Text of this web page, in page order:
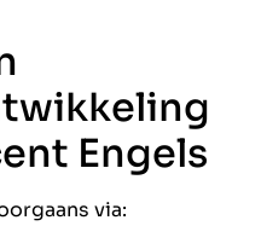
Engels
via: